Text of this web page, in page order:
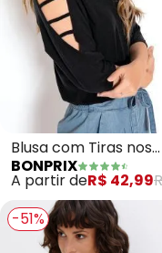
Blusa com Tiras nos
Ombros (Preta)
BONPRIX
A partir deR$ 42,99
-51%